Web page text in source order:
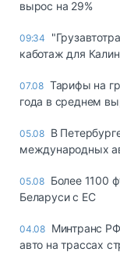
вырос на 29%
09:34
каботаж для
07.08 Тарифы на
года в среднем
05.08 В
международных
05.08 Более 1100
Беларуси с ЕС
04.08 Минтранс
авто на трассах